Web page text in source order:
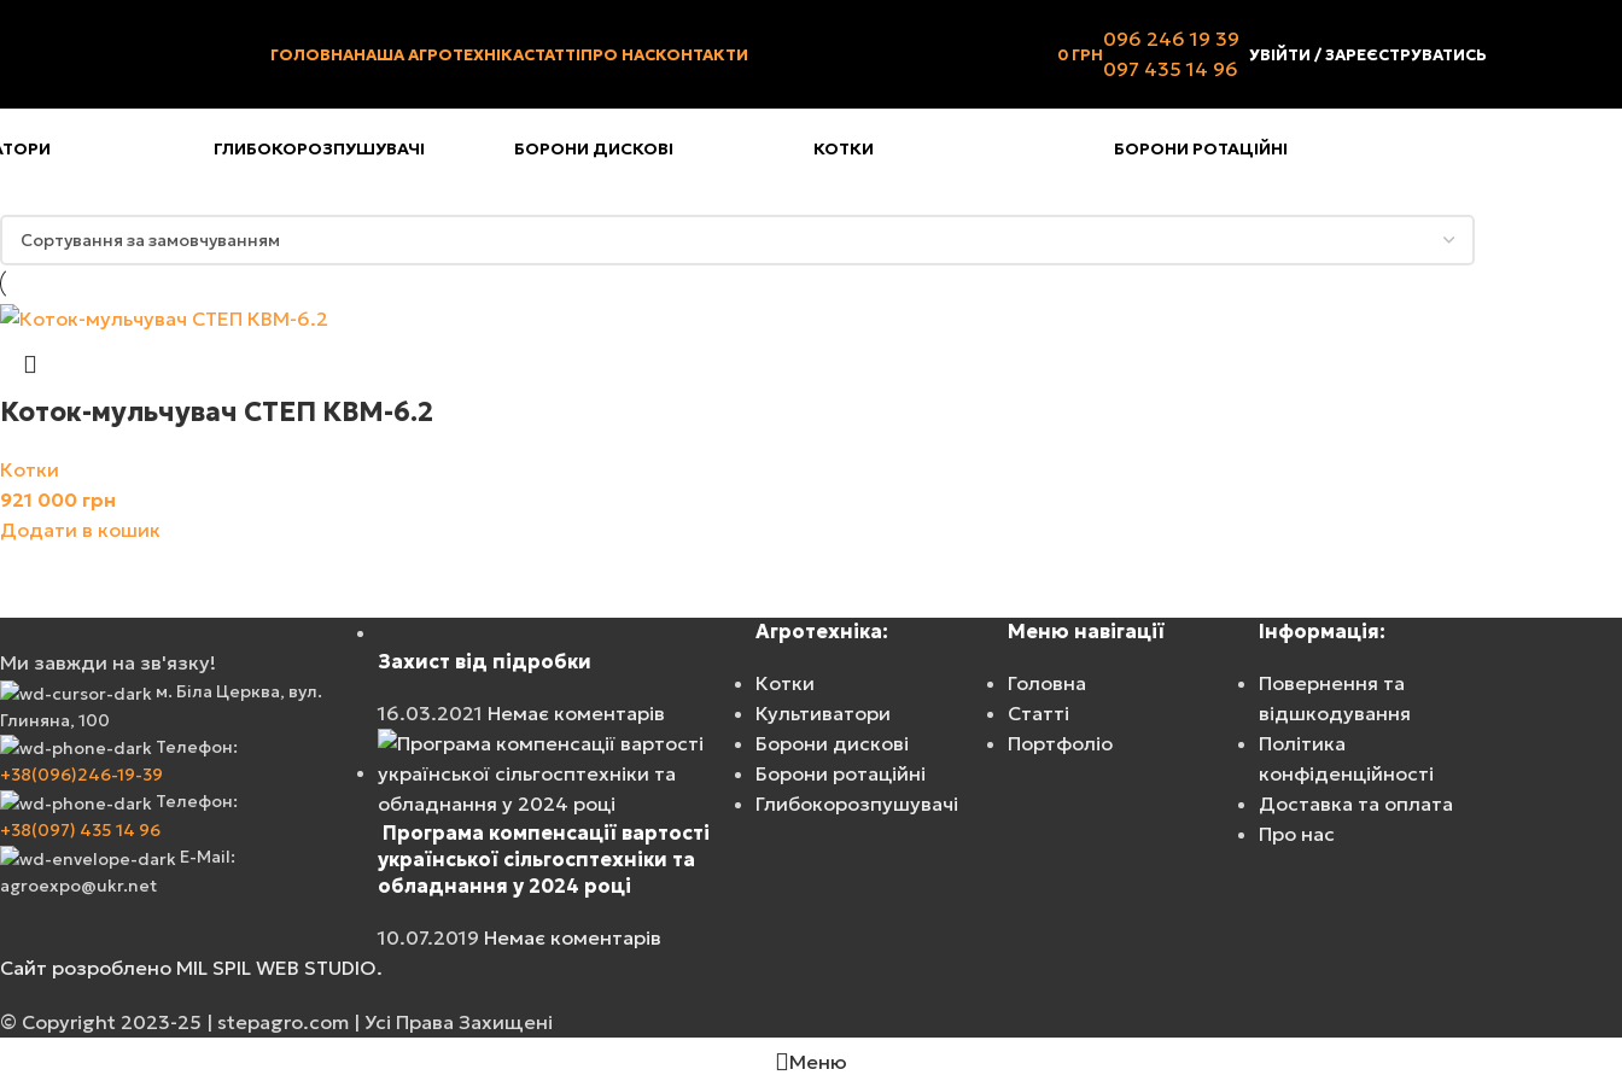
ГОЛОВНАНАША АГРОТЕХНІКАСТАТТІПРО НАСКОНТАКТИ 0 ГРН
096 246 19 39
097 435 14 96
УВІЙТИ / ЗАРЕЄСТРУВАТИСЬ
ГЛИБОКОРОЗПУШУВАЧІ БОРОНИ ДИСКОВІ КОТКИ БОРОНИ РОТАЦІЙНІ
Коток-мульчувач СТЕП КВМ-6.2
Котки
921 000 грн
Додати в кошик
Ми завжди на зв'язку!
м. Біла Церква, вул.
Глиняна, 100
Телефон:
+38(096)246-19-39
Телефон:
+38(097) 435 14 96
E-Mail:
agroexpo@ukr.net
Захист від підробки
16.03.2021 Немає коментарів
Програма компенсації вартості
української сільгосптехніки та
обладнання у 2024 році
10.07.2019 Немає коментарів
Агротехніка:
Котки
Культиватори
Борони дискові
Борони ротаційні
Глибокорозпушувачі
Меню навігації
Головна
Статті
Портфоліо
Інформація:
Повернення та
відшкодування
Політика
конфіденційності
Доставка та оплата
Про нас
Сайт розроблено MIL SPIL WEB STUDIO.
© Copyright 2023-25 | stepagro.com | Усі Права Захищені
Меню